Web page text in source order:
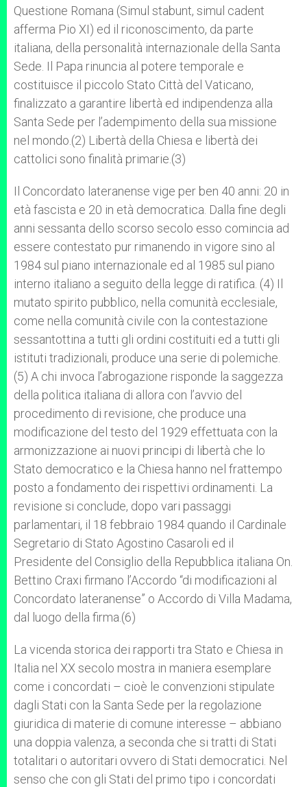
Questione Romana (Simul stabunt, simul cadent
afferma Pio XI) ed il riconoscimento, da parte
italiana, della personalità internazionale della Santa
Sede. Il Papa rinuncia al potere temporale e
costituisce il piccolo Stato Città del Vaticano,
finalizzato a garantire libertà ed indipendenza alla
Santa Sede per l’adempimento della sua missione
nel mondo.(2) Libertà della Chiesa e libertà dei
cattolici sono finalità primarie.(3)
Il Concordato lateranense vige per ben 40 anni: 20 in
età fascista e 20 in età democratica. Dalla fine degli
anni sessanta dello scorso secolo esso comincia ad
essere contestato pur rimanendo in vigore sino al
1984 sul piano internazionale ed al 1985 sul piano
interno italiano a seguito della legge di ratifica. (4) Il
mutato spirito pubblico, nella comunità ecclesiale,
come nella comunità civile con la contestazione
sessantottina a tutti gli ordini costituiti ed a tutti gli
istituti tradizionali, produce una serie di polemiche.
(5) A chi invoca l’abrogazione risponde la saggezza
della politica italiana di allora con l’avvio del
procedimento di revisione, che produce una
modificazione del testo del 1929 effettuata con la
armonizzazione ai nuovi principi di libertà che lo
Stato democratico e la Chiesa hanno nel frattempo
posto a fondamento dei rispettivi ordinamenti. La
revisione si conclude, dopo vari passaggi
parlamentari, il 18 febbraio 1984 quando il Cardinale
Segretario di Stato Agostino Casaroli ed il
Presidente del Consiglio della Repubblica italiana On.
Bettino Craxi firmano l’Accordo “di modificazioni al
Concordato lateranense” o Accordo di Villa Madama,
dal luogo della firma.(6)
La vicenda storica dei rapporti tra Stato e Chiesa in
Italia nel XX secolo mostra in maniera esemplare
come i concordati – cioè le convenzioni stipulate
dagli Stati con la Santa Sede per la regolazione
giuridica di materie di comune interesse – abbiano
una doppia valenza, a seconda che si tratti di Stati
totalitari o autoritari ovvero di Stati democratici. Nel
senso che con gli Stati del primo tipo i concordati